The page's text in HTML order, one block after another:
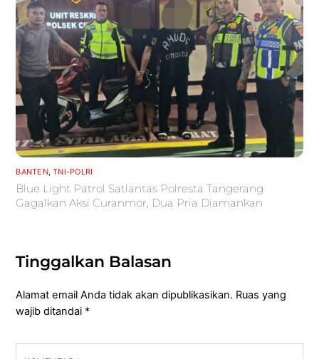
BANTEN,TNI-POLRI
Blue Light Patrol Satlantas Polresta Tangerang
Gagalkan Aksi Curanmor, Dua Pria Diamankan
Tinggalkan Balasan
Alamat email Anda tidak akan dipublikasikan. Ruas yang
wajib ditandai *